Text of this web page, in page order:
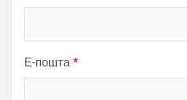
Е-пошта*